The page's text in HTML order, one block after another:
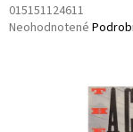
015151124611
Priemerné
Neohodnotené